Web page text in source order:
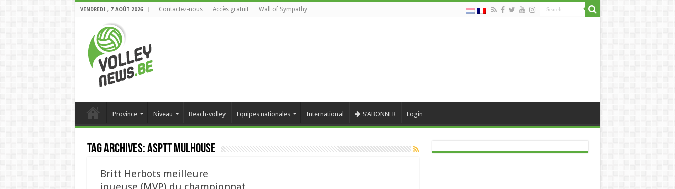
VENDREDI , 7 AOÛT 2026 Contactez-nous Accès gratuit Wall of Sympathy
Province Niveau Beach-volley Equipes nationales International S’ABONNER Login
Tag Archives:ASPTT Mulhouse
Britt Herbots meilleure